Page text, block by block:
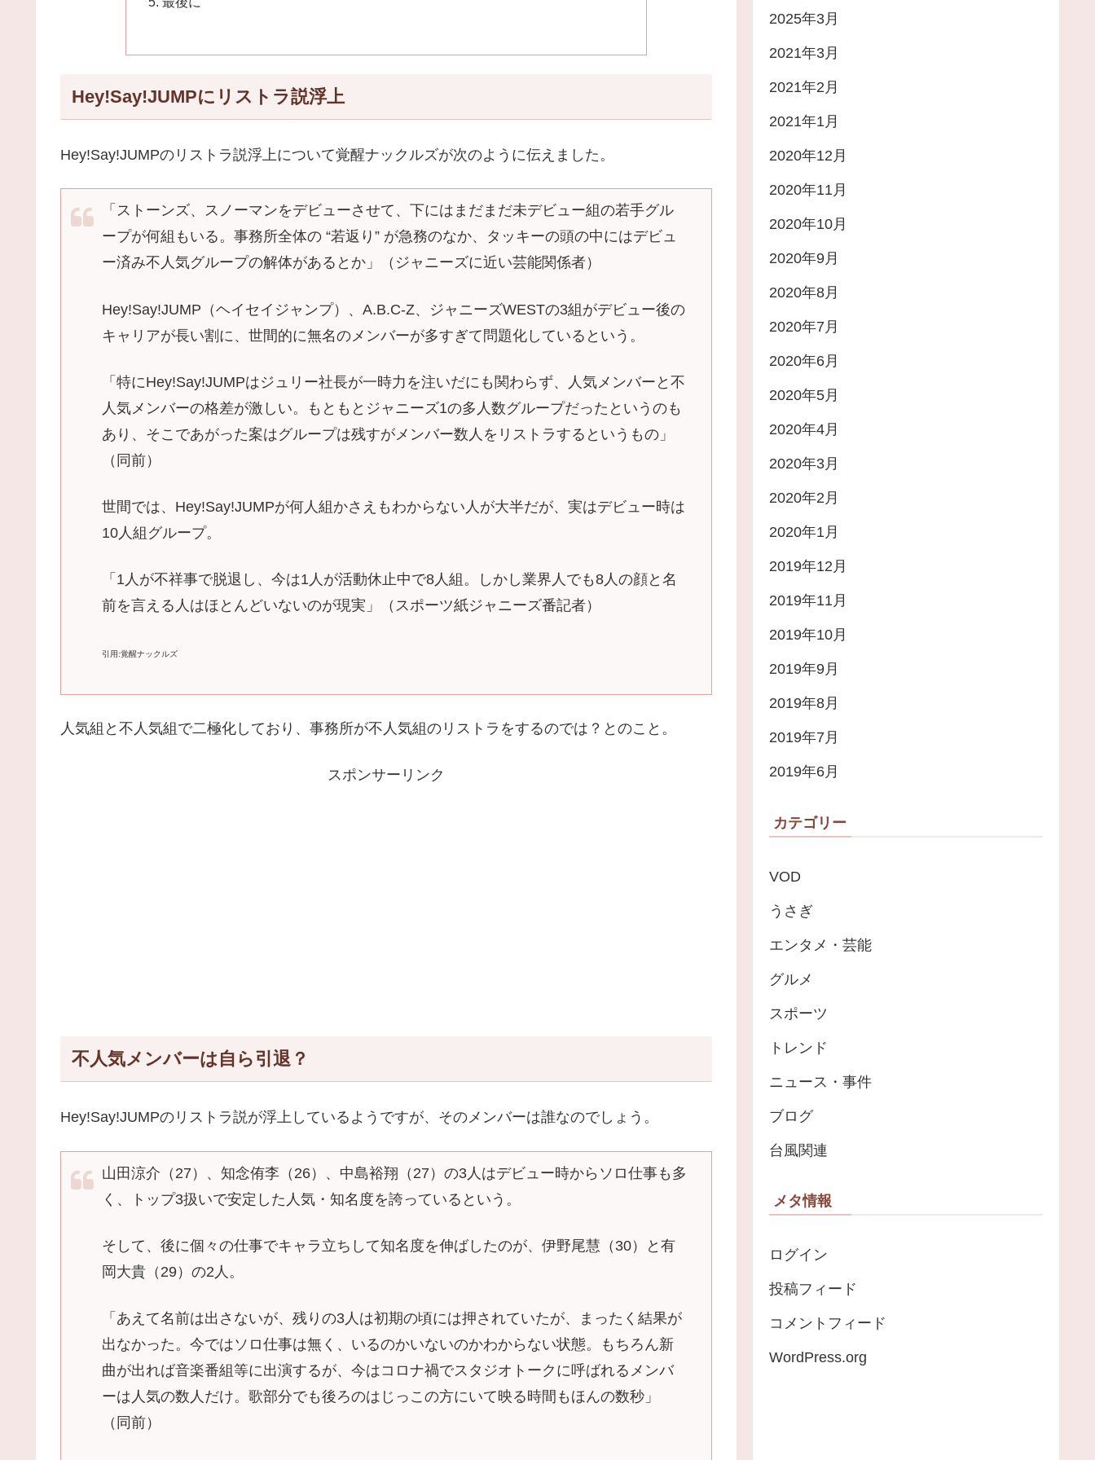
Hey!Say!JUMPにリストラ説浮上
Hey!Say!JUMPのリストラ説浮上について覚醒ナックルズが次のように伝えました。
「ストーンズ、スノーマンをデビューさせて、下にはまだまだ未デビュー組の若手グル
ープが何組もいる。事務所全体の “若返り” が急務のなか、タッキーの頭の中にはデビュ
ー済み不人気グループの解体があるとか」（ジャニーズに近い芸能関係者）
Hey!Say!JUMP（ヘイセイジャンプ）、A.B.C-Z、ジャニーズWESTの3組がデビュー後の
キャリアが長い割に、世間的に無名のメンバーが多すぎて問題化しているという。
「特にHey!Say!JUMPはジュリー社長が一時力を注いだにも関わらず、人気メンバーと不
人気メンバーの格差が激しい。もともとジャニーズ1の多人数グループだったというのも
あり、そこであがった案はグループは残すがメンバー数人をリストラするというもの」
（同前）
世間では、Hey!Say!JUMPが何人組かさえもわからない人が大半だが、実はデビュー時は
10人組グループ。
「1人が不祥事で脱退し、今は1人が活動休止中で8人組。しかし業界人でも8人の顔と名
前を言える人はほとんどいないのが現実」（スポーツ紙ジャニーズ番記者）
引用:覚醒ナックルズ
人気組と不人気組で二極化しており、事務所が不人気組のリストラをするのでは？とのこと。
スポンサーリンク
不人気メンバーは自ら引退？
Hey!Say!JUMPのリストラ説が浮上しているようですが、そのメンバーは誰なのでしょう。
山田涼介（27）、知念侑李（26）、中島裕翔（27）の3人はデビュー時からソロ仕事も多
く、トップ3扱いで安定した人気・知名度を誇っているという。
そして、後に個々の仕事でキャラ立ちして知名度を伸ばしたのが、伊野尾慧（30）と有
岡大貴（29）の2人。
「あえて名前は出さないが、残りの3人は初期の頃には押されていたが、まったく結果が
出なかった。今ではソロ仕事は無く、いるのかいないのかわからない状態。もちろん新
曲が出れば音楽番組等に出演するが、今はコロナ禍でスタジオトークに呼ばれるメンバ
ーは人気の数人だけ。歌部分でも後ろのはじっこの方にいて映る時間もほんの数秒」
（同前）
2025年3月
2021年3月
2021年2月
2021年1月
2020年12月
2020年11月
2020年10月
2020年9月
2020年8月
2020年7月
2020年6月
2020年5月
2020年4月
2020年3月
2020年2月
2020年1月
2019年12月
2019年11月
2019年10月
2019年9月
2019年8月
2019年7月
2019年6月
カテゴリー
VOD
うさぎ
エンタメ・芸能
グルメ
スポーツ
トレンド
ニュース・事件
ブログ
台風関連
メタ情報
ログイン
投稿フィード
コメントフィード
WordPress.org